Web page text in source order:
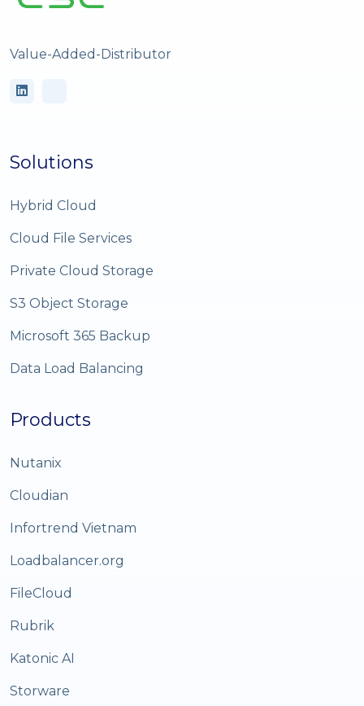
Value-Added-Distributor
Solutions
Hybrid Cloud
Cloud File Services
Private Cloud Storage
S3 Object Storage
Microsoft 365 Backup
Data Load Balancing
Products
Nutanix
Cloudian
Infortrend Vietnam
Loadbalancer.org
FileCloud
Rubrik
Katonic AI
Storware